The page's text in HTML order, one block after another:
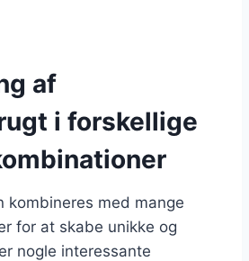
af
i forskellige
kombineres med mange
for at skabe unikke og
nogle interessante